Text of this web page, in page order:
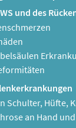
und des
Schulter, Hüfte,
an Hand